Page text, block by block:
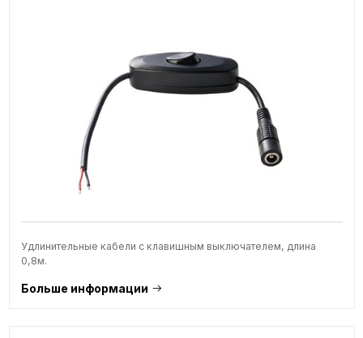
Удлинительные кабели с клавишным выключателем, длина
0,8м.
Больше информации